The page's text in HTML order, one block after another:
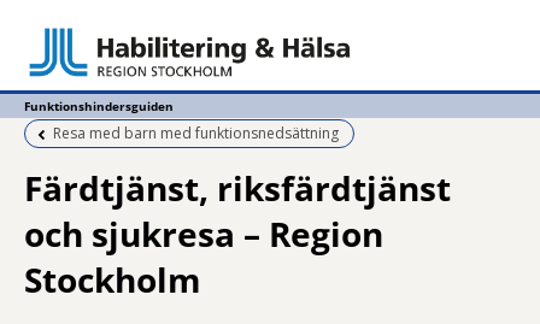
Funktionshindersguiden
Föregående sida:
Resa med barn med funktionsnedsättning
Färdtjänst, riksfärdtjänst
och sjukresa – Region
Stockholm